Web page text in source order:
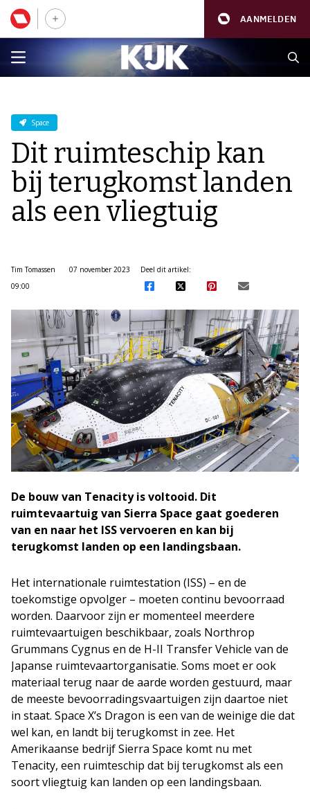
AANMELDEN
Space
Dit ruimteschip kan
bij terugkomst landen
als een vliegtuig
Tim Tomassen
07 november 2023
09:00
Deel dit artikel:
De bouw van Tenacity is voltooid. Dit
ruimtevaartuig van Sierra Space gaat goederen
van en naar het ISS vervoeren en kan bij
terugkomst landen op een landingsbaan.
Het internationale ruimtestation (ISS) – en de
toekomstige opvolger – moeten continu bevoorraad
worden. Daarvoor zijn er momenteel meerdere
ruimtevaartuigen beschikbaar, zoals Northrop
Grummans Cygnus en de H-II Transfer Vehicle van de
Japanse ruimtevaartorganisatie. Soms moet er ook
materiaal terug naar de aarde worden gestuurd, maar
de meeste bevoorradingsvaartuigen zijn daartoe niet
in staat. Space X’s Dragon is een van de weinige die dat
wel kan, en landt bij terugkomst in zee. Het
Amerikaanse bedrijf Sierra Space komt nu met
Tenacity, een ruimteschip dat bij terugkomst als een
soort vliegtuig kan landen op een landingsbaan.